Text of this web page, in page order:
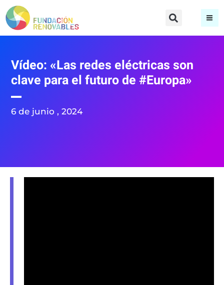
Vídeo: «Las redes eléctricas son
clave para el futuro de #Europa»
6 de junio , 2024